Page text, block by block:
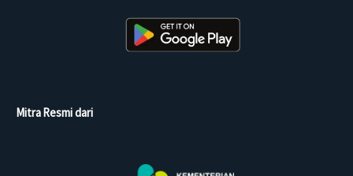
Mitra Resmi dari